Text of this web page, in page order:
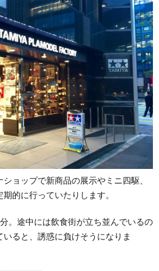
ョップで新商品の展示やミニ四駆、
的に行っていたりします。
。途中には飲食街が立ち並んでいるの
ると、誘惑に負けそうになりま